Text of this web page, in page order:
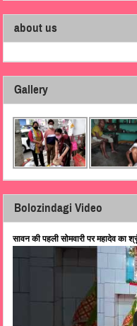
about us
Gallery
Bolozindagi Video
सावन की पहली सोमवारी पर महादेव का